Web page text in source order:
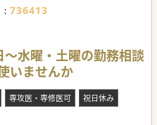
: 736413
～水曜・土曜の勤務相談
いませんか
専攻医・専修医可 祝日休み